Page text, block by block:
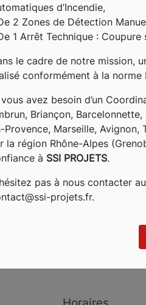
d’Incendie,
2 Zones de Détection
1 Arrêt Technique :
le cadre de notre mission,
conformément à la norme
vous avez besoin d’un
Briançon,
Provence, Marseille, Avignon,
la région Rhône-Alpes
à SSI PROJETS.
pas à nous contacter
projets.fr.